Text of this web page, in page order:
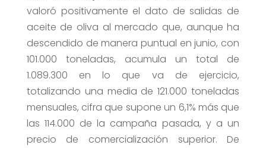
valoró positivamente el dato de salidas de
aceite de oliva al mercado que, aunque ha
descendido de manera puntual en junio, con
101.000 toneladas, acumula un total de
1.089.300 en lo que va de ejercicio,
totalizando una media de 121.000 toneladas
mensuales, cifra que supone un 6,1% más que
las 114.000 de la campaña pasada, y a un
precio de comercialización superior. De